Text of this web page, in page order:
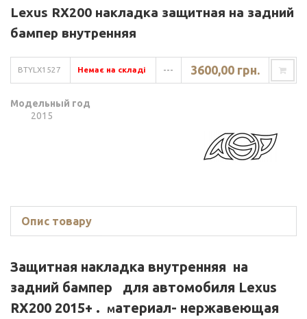
Lexus RX200 накладка защитная на задний
бампер внутренняя
BTYLX1527 Немає на складі --- 3600,00 грн.
Модельный год
2015
Опис товару
Защитная накладка внутренняя на
задний бампер для автомобиля Lexus
RX200 2015+ .
Материал- нержавеющая